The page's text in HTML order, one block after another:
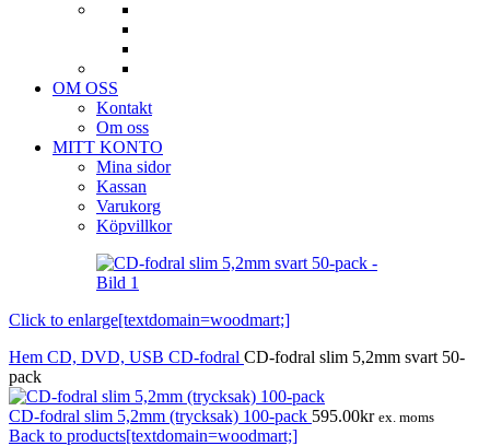
OM OSS
Kontakt
Om oss
MITT KONTO
Mina sidor
Kassan
Varukorg
Köpvillkor
Click to enlarge[textdomain=woodmart;]
Hem CD, DVD, USB CD-fodral CD-fodral slim 5,2mm svart 50-
pack
CD-fodral slim 5,2mm (trycksak) 100-pack 595.00kr ex. moms
Back to products[textdomain=woodmart;]